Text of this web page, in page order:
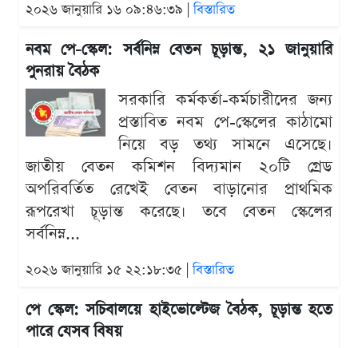
২০২৬ জানুয়ারি ১৬ ০৯:৪৬:৩৯ |বিস্তারিত
নবম পে-স্কেল: সর্বনিম্ন বেতন চূড়ান্ত, ২১ জানুয়ারি
পুনরায় বৈঠক
সরকারি কর্মকর্তা-কর্মচারীদের জন্য
প্রস্তাবিত নবম পে-স্কেলের কাঠামো
নিয়ে বড় তথ্য সামনে এসেছে।
জাতীয় বেতন কমিশন বিদ্যমান ২০টি গ্রেড
অপরিবর্তিত রেখেই বেতন বাড়ানোর প্রাথমিক
রূপরেখা চূড়ান্ত করেছে। তবে বেতন স্কেলের
সর্বনিম্ন...
২০২৬ জানুয়ারি ১৫ ২২:১৮:৩৫ |বিস্তারিত
পে স্কেল: সচিবালয়ে হাইভোল্টেজ বৈঠক, চূড়ান্ত হতে
পারে যেসব বিষয়